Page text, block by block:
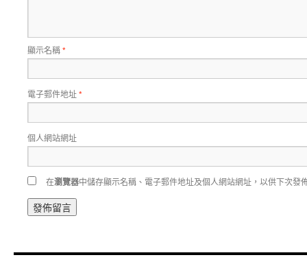
顯示名稱*
電子郵件地址*
個人網站網址
在瀏覽器中儲存顯示名稱、電子郵件地址及個人網站網址，以供下次發